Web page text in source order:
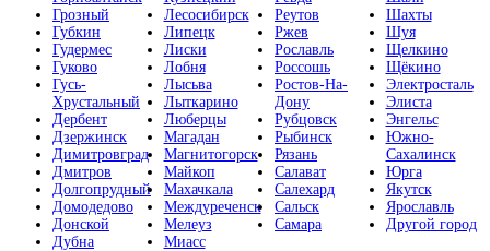
Грозный
Губкин
Гудермес
Гуково
Гусь-
Хрустальный
Дербент
Дзержинск
Димитровград
Дмитров
Долгопрудный
Домодедово
Донской
Дубна
Лесосибирск
Липецк
Лиски
Лобня
Лысьва
Лыткарино
Люберцы
Магадан
Магнитогорск
Майкоп
Махачкала
Междуреченск
Мелеуз
Миасс
Реутов
Ржев
Рославль
Россошь
Ростов-На-
Дону
Рубцовск
Рыбинск
Рязань
Салават
Салехард
Сальск
Самара
Шахты
Шуя
Щелкино
Щёкино
Электросталь
Элиста
Энгельс
Южно-
Сахалинск
Юрга
Якутск
Ярославль
Другой город